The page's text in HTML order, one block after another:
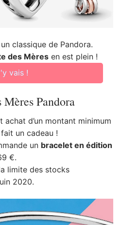
classique de Pandora.
des Mères en est plein !
vais !
Mères Pandora
d’un montant minimum
un cadeau !
un bracelet en édition
€.
limite des stocks
2020.